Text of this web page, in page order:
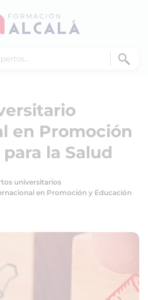
en Promoción
la Salud
universitarios
en Promoción y Educación